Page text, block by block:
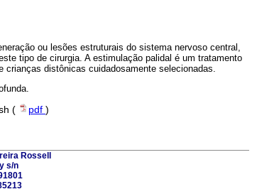
ou lesões estruturais do sistema nervoso central,
tipo de cirurgia. A estimulação palidal é um tratamento
distônicas cuidadosamente selecionadas.
( pdf )
Rossell
s/n